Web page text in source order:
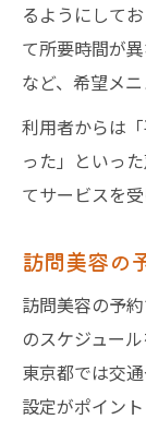
るようにして
て所要時間が
など、希望メ
利用者からは
った」といっ
てサービスを
訪問美容の
訪問美容の予
のスケジュー
東京都では交
設定がポイン